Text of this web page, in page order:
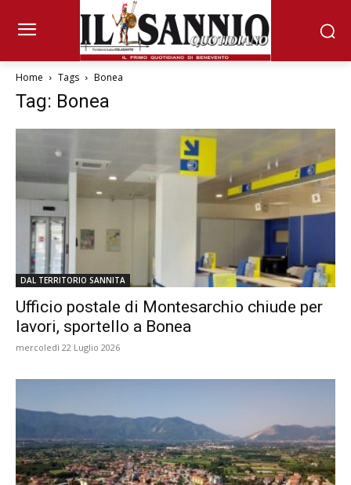
Home Tags Bonea
Tag: Bonea
DAL TERRITORIO SANNITA
Ufficio postale di Montesarchio chiude per
lavori, sportello a Bonea
mercoledì 22 Luglio 2026